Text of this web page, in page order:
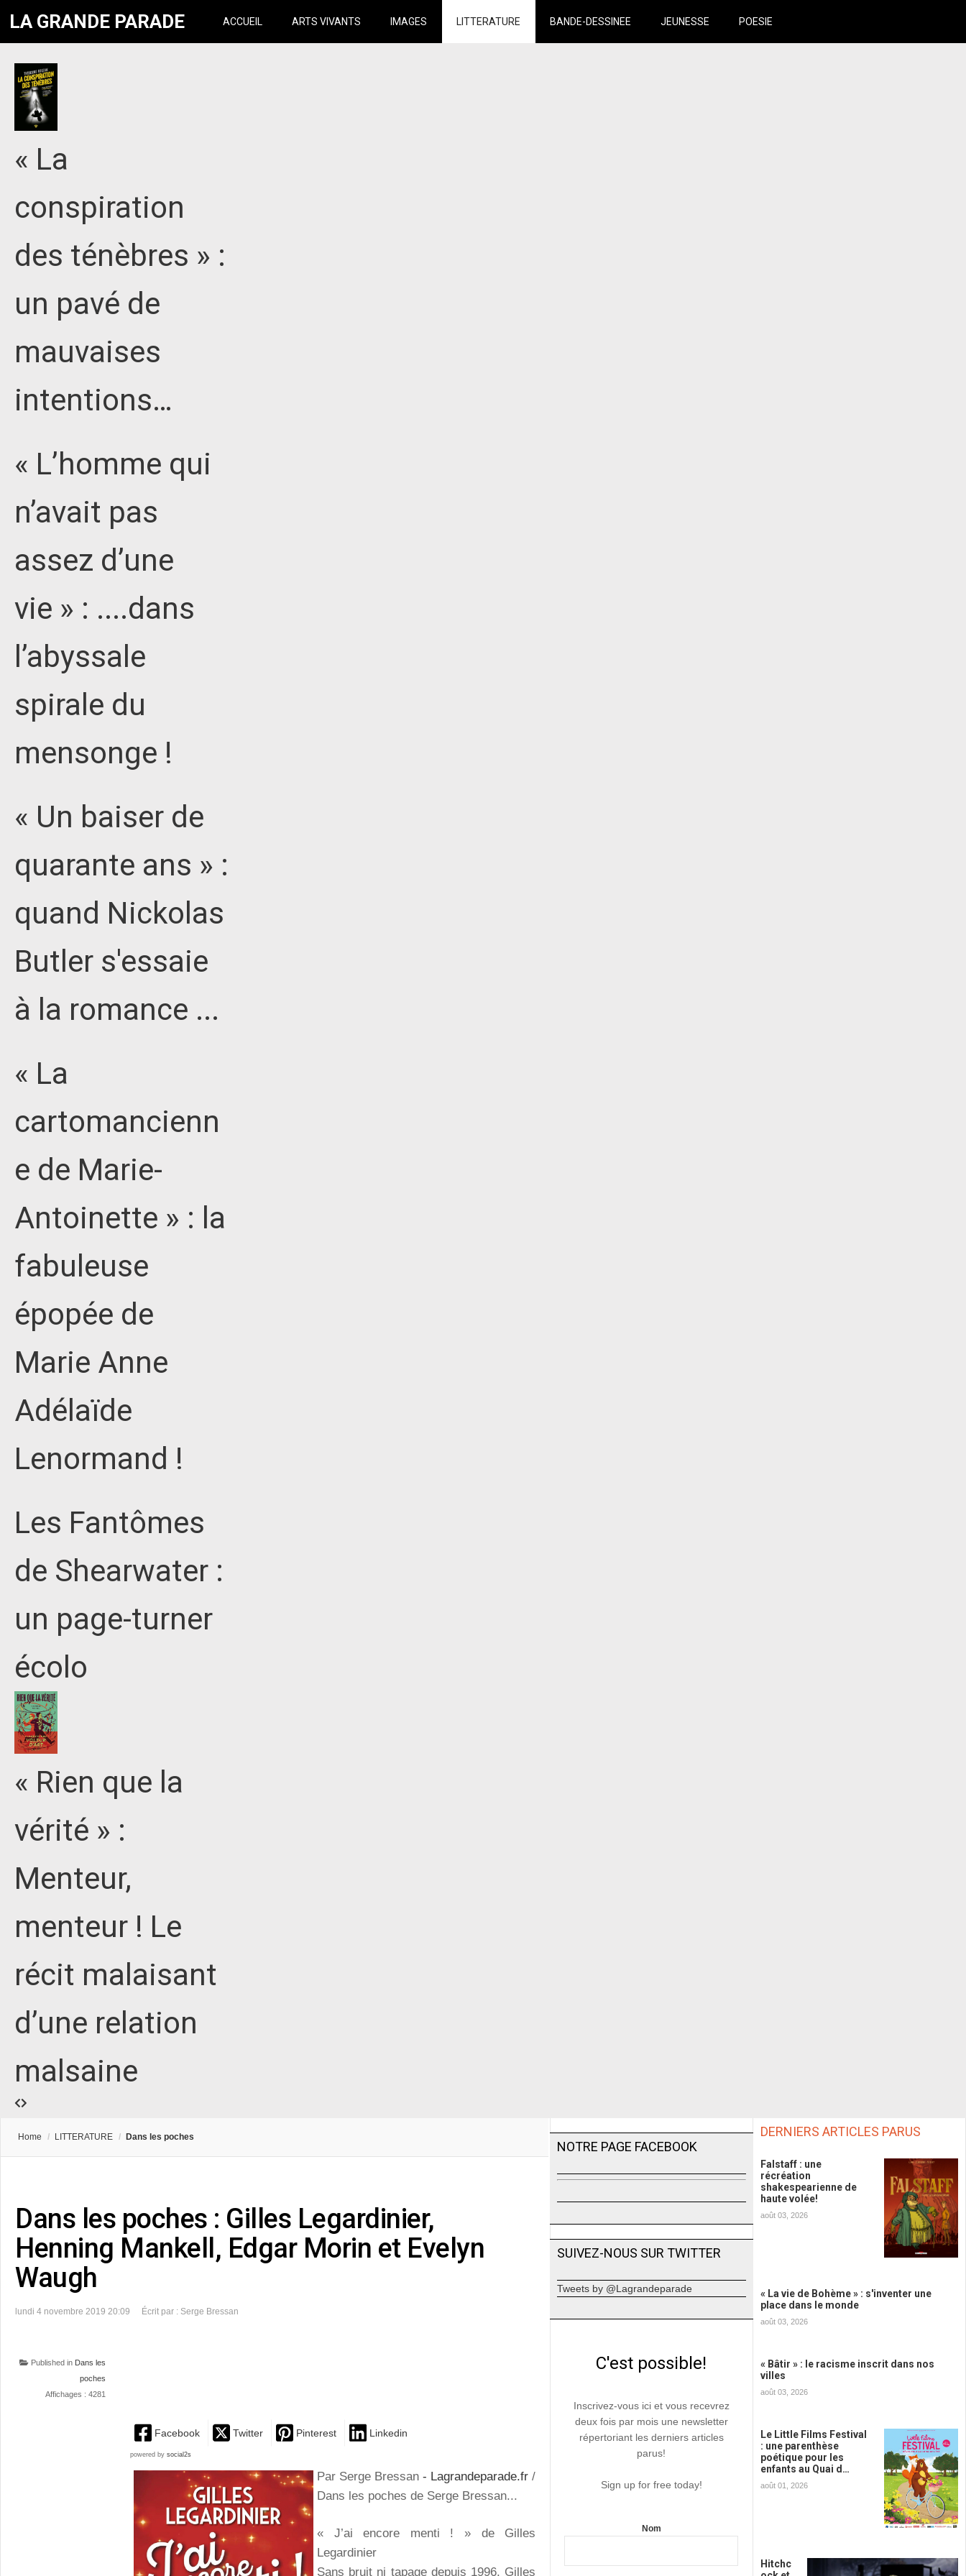
LA GRANDE PARADE ACCUEIL ARTS VIVANTS IMAGES LITTERATURE BANDE-DESSINEE JEUNESSE POESIE
« La
conspiration
des ténèbres » :
un pavé de
mauvaises
intentions…
« L’homme qui
n’avait pas
assez d’une
vie » : ....dans
l’abyssale
spirale du
mensonge !
« Un baiser de
quarante ans » :
quand Nickolas
Butler s'essaie
à la romance ...
« La
cartomancienn
e de Marie-
Antoinette » : la
fabuleuse
épopée de
Marie Anne
Adélaïde
Lenormand !
Les Fantômes
de Shearwater :
un page-turner
écolo
« Rien que la
vérité » :
Menteur,
menteur ! Le
récit malaisant
d’une relation
malsaine
Home / LITTERATURE / Dans les poches
Dans les poches : Gilles Legardinier,
Henning Mankell, Edgar Morin et Evelyn
Waugh
lundi 4 novembre 2019 20:09 Écrit par : Serge Bressan
Published in Dans les
poches
Affichages : 4281
Facebook Twitter Pinterest Linkedin
powered by social2s
Par Serge Bressan- Lagrandeparade.fr/
Dans les poches de Serge Bressan...
« J’ai encore menti ! » de Gilles
Legardinier
Sans bruit ni tapage depuis 1996, Gilles
NOTRE PAGE FACEBOOK
SUIVEZ-NOUS SUR TWITTER
Tweets by @Lagrandeparade
C'est possible!
Inscrivez-vous ici et vous recevrez
deux fois par mois une newsletter
répertoriant les derniers articles
parus!
Sign up for free today!
Nom
DERNIERS ARTICLES PARUS
Falstaff : une
récréation
shakespearienne de
haute volée!
août 03, 2026
« La vie de Bohème » : s'inventer une
place dans le monde
août 03, 2026
« Bâtir » : le racisme inscrit dans nos
villes
août 03, 2026
Le Little Films Festival
: une parenthèse
poétique pour les
enfants au Quai d…
août 01, 2026
Hitchc